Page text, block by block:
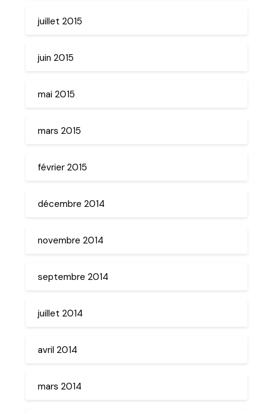
juillet 2015
juin 2015
mai 2015
mars 2015
février 2015
décembre 2014
novembre 2014
septembre 2014
juillet 2014
avril 2014
mars 2014